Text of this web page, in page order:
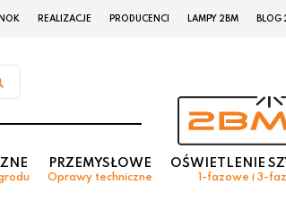
REALIZACJE PRODUCENCI LAMPY 2BM BLOG
PRZEMYSŁOWE
Oprawy techniczne
OŚWIETLENIE
1-fazowe i 3-